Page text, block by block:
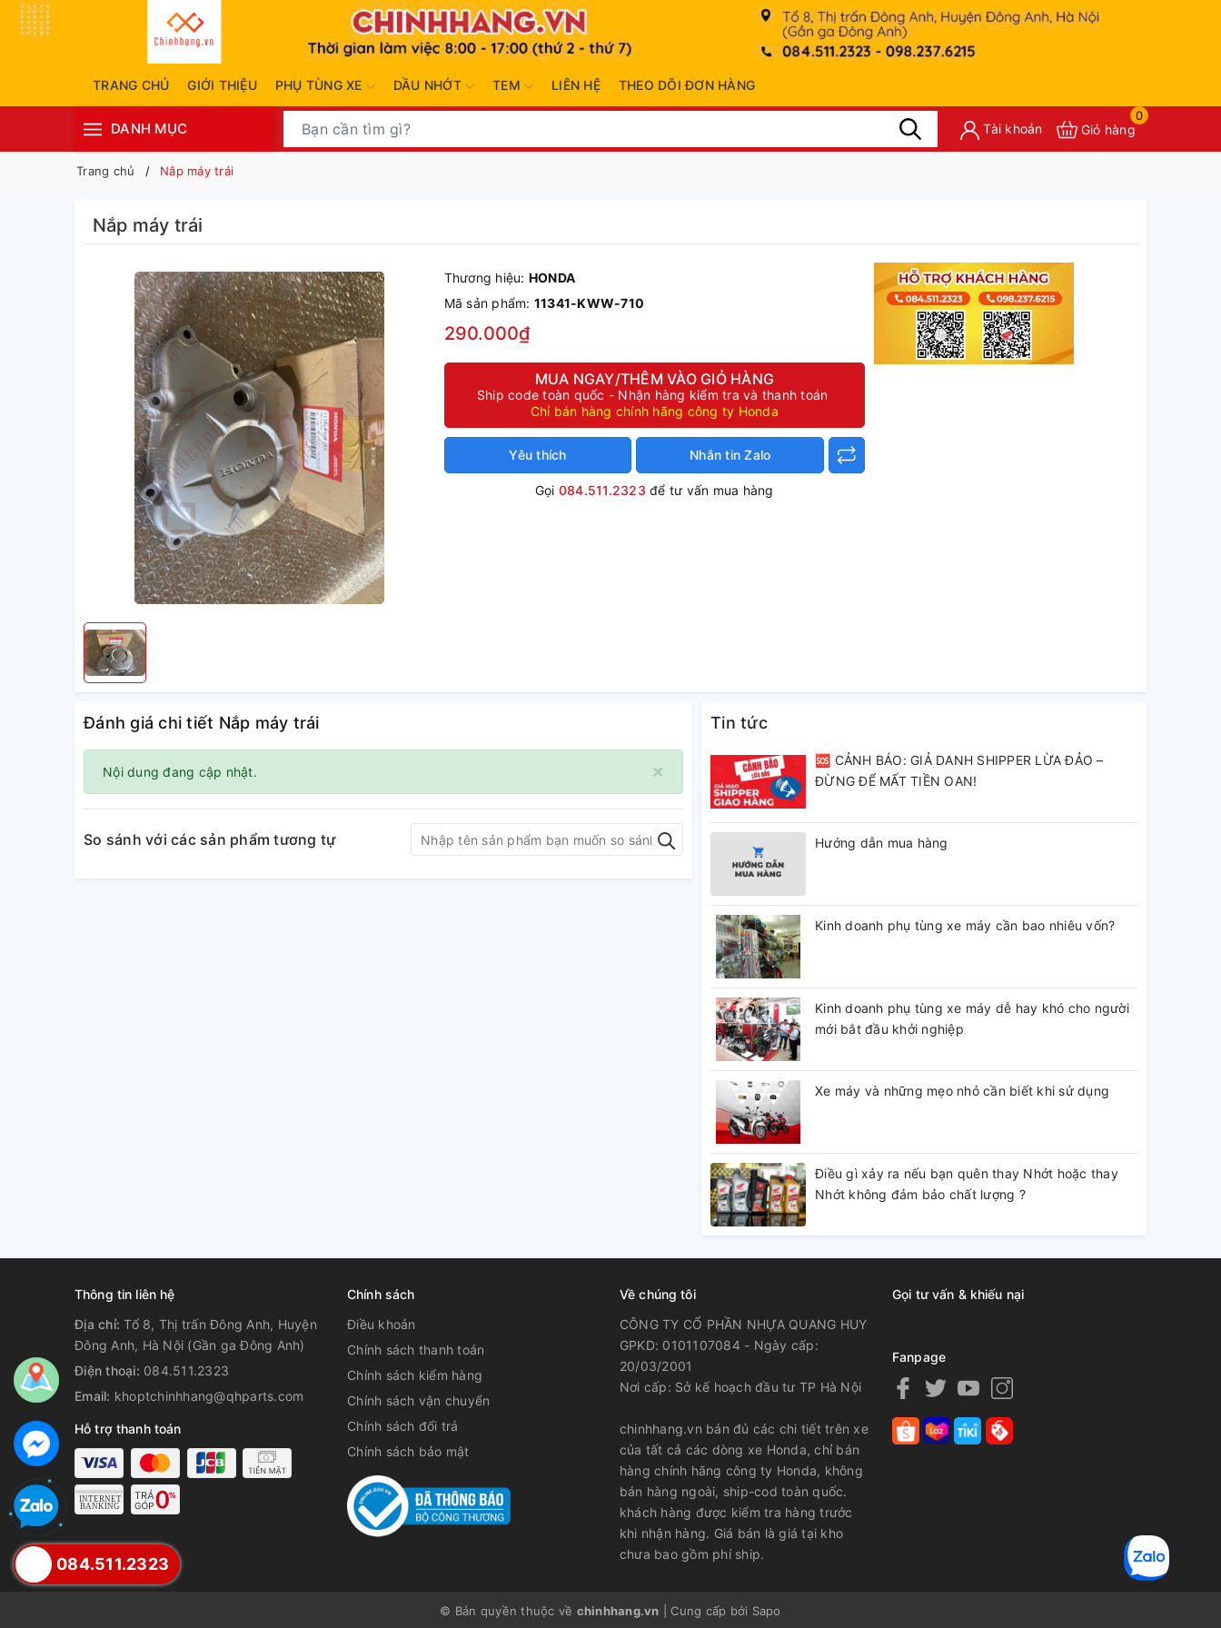
TRANG CHỦ GIỚI THIỆU PHỤ TÙNG XE DẦU NHỚT TEM LIÊN HỆ THEO DÕI ĐƠN HÀNG
DANH MỤC Tài khoản
0
Giỏ hàng
Trang chủ Nắp máy trái
Nắp máy trái
Thương hiệu: HONDA
Mã sản phẩm: 11341-KWW-710
290.000₫
MUA NGAY/THÊM VÀO GIỎ HÀNG
Ship code toàn quốc - Nhận hàng kiểm tra và thanh toán
Chỉ bán hàng chính hãng công ty Honda
Yêu thích Nhắn tin Zalo
Gọi 084.511.2323 để tư vấn mua hàng
Đánh giá chi tiết Nắp máy trái
×
Nội dung đang cập nhật.
So sánh với các sản phẩm tương tự
Tin tức
🆘 CẢNH BÁO: GIẢ DANH SHIPPER LỪA ĐẢO –
ĐỪNG ĐỂ MẤT TIỀN OAN!
Hướng dẫn mua hàng
Kinh doanh phụ tùng xe máy cần bao nhiêu vốn?
Kinh doanh phụ tùng xe máy dễ hay khó cho người
mới bắt đầu khởi nghiệp
Xe máy và những mẹo nhỏ cần biết khi sử dụng
Điều gì xảy ra nếu bạn quên thay Nhớt hoặc thay
Nhớt không đảm bảo chất lượng ?
Thông tin liên hệ
Địa chỉ:Tổ 8, Thị trấn Đông Anh, Huyện
Đông Anh, Hà Nội (Gần ga Đông Anh)
Điện thoại: 084.511.2323
Email: khoptchinhhang@qhparts.com
Hỗ trợ thanh toán
Chính sách
Điều khoản
Chính sách thanh toán
Chính sách kiểm hàng
Chính sách vận chuyển
Chính sách đổi trả
Chính sách bảo mật
Về chúng tôi
CÔNG TY CỔ PHẦN NHỰA QUANG HUY
GPKD: 0101107084 - Ngày cấp:
20/03/2001
Nơi cấp: Sở kế hoạch đầu tư TP Hà Nội
chinhhang.vn bán đủ các chi tiết trên xe
của tất cả các dòng xe Honda, chỉ bán
hàng chính hãng công ty Honda, không
bán hàng ngoài, ship-cod toàn quốc.
khách hàng được kiểm tra hàng trước
khi nhận hàng. Giá bán là giá tại kho
chưa bao gồm phí ship.
Gọi tư vấn & khiếu nại
Fanpage
© Bản quyền thuộc về chinhhang.vn Cung cấp bởi Sapo
084.511.2323